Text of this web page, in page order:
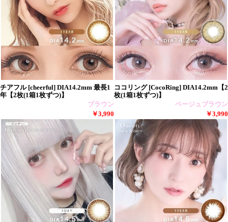
チアフル [cheerful] DIA14.2mm 最長1
年【2枚(1箱1枚ずつ)】
ブラウン
￥3,990
ココリング [CocoRing] DIA14.2mm【2
枚(1箱1枚ずつ)】
ベージュブラウン
￥3,990